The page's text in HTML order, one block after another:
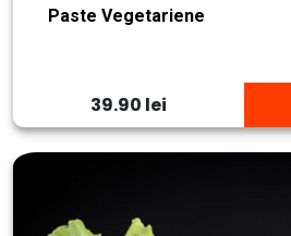
Paste Vegetariene
39.90 lei